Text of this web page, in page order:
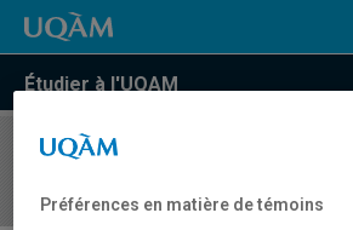
Étudier à l'UQAM
COURS//
Préférences en matière de témoins